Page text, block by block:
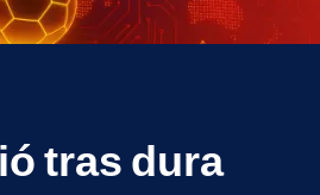
tras dura